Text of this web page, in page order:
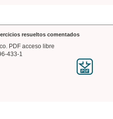
resueltos comentados
PDF acceso libre
433-1